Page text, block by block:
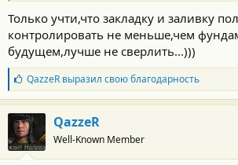
Только учти,что закладку и заливку
контролировать не меньше,чем
будущем,лучше не сверлить...)))
Б
л
а
г
о
д
а
QazzeRвыразил свою благодарность
QazzeR
Well-Known Member